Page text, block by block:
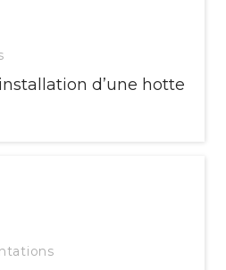
d’une hotte